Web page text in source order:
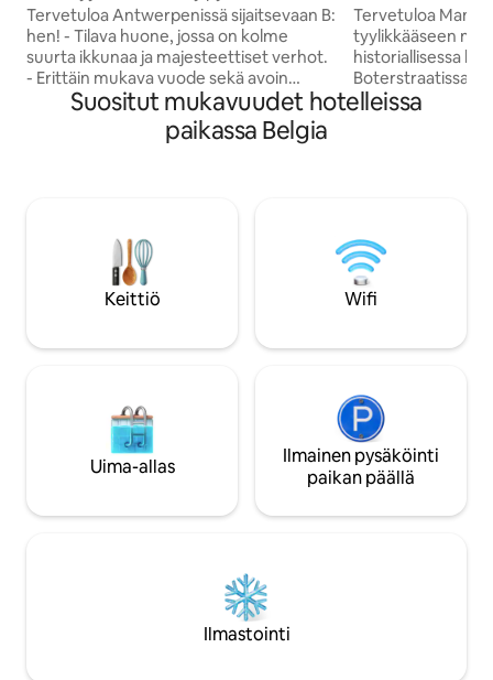
Antwerpenissä
Tervetuloa Antwerpenissä sijaitsevaan B:
hen! - Tilava huone, jossa on kolme
suurta ikkunaa ja majesteettiset verhot.
- Erittäin mukava vuode sekä avoin
kylpyamme rentoutumista varten. -
Tyylikäs historiallinen rakennus
Amerikalei-kadulla trendikkäässä South
Ilmainen laajakaistainen wifi kaikissa
raitiovaunu- ja bussilinjoille helppoa
tutustumista varten.
yhden hengen
Tervetuloa
tyylikkääseen
historiallisessa
Boterstraatissa,
Flanders Fields -
mukavuuksilla:
vuode tai twin-
kylpyhuone,
WiFi ja viihtyisä
Suositut mukavuudet hotelleissa
paikassa Belgia
Keittiö Wifi
Uima-allas
Ilmainen pysäköinti
paikan päällä
Ilmastointi